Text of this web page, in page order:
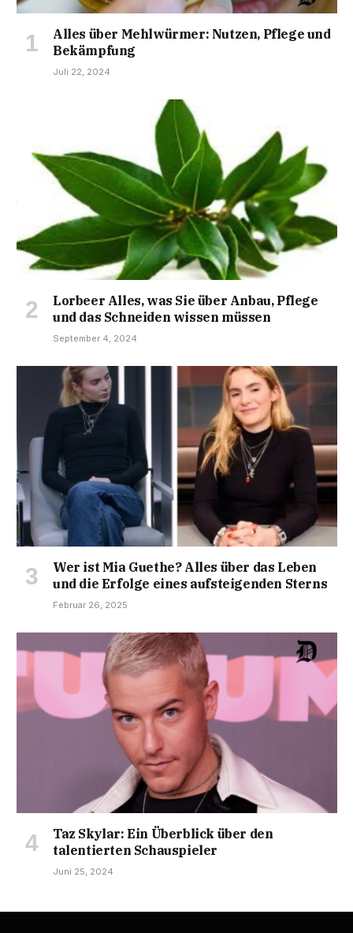
Alles über Mehlwürmer: Nutzen, Pflege und
Bekämpfung
Juli 22, 2024
Lorbeer Alles, was Sie über Anbau, Pflege
und das Schneiden wissen müssen
September 4, 2024
Wer ist Mia Guethe? Alles über das Leben
und die Erfolge eines aufsteigenden Sterns
Februar 26, 2025
Taz Skylar: Ein Überblick über den
talentierten Schauspieler
Juni 25, 2024